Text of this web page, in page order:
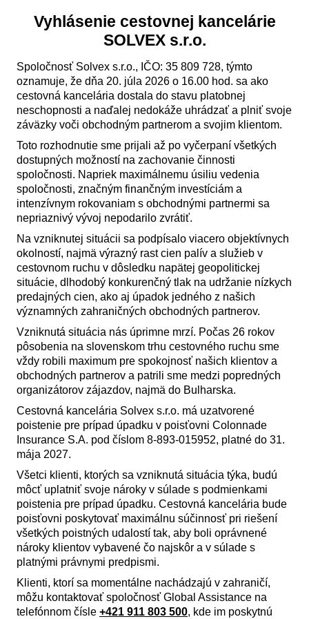
Vyhlásenie cestovnej kancelárie
SOLVEX s.r.o.
Spoločnosť Solvex s.r.o., IČO: 35 809 728, týmto
oznamuje, že dňa 20. júla 2026 o 16.00 hod. sa ako
cestovná kancelária dostala do stavu platobnej
neschopnosti a naďalej nedokáže uhrádzať a plniť svoje
záväzky voči obchodným partnerom a svojim klientom.
Toto rozhodnutie sme prijali až po vyčerpaní všetkých
dostupných možností na zachovanie činnosti
spoločnosti. Napriek maximálnemu úsiliu vedenia
spoločnosti, značným finančným investíciám a
intenzívnym rokovaniam s obchodnými partnermi sa
nepriaznivý vývoj nepodarilo zvrátiť.
Na vzniknutej situácii sa podpísalo viacero objektívnych
okolností, najmä výrazný rast cien palív a služieb v
cestovnom ruchu v dôsledku napätej geopolitickej
situácie, dlhodobý konkurenčný tlak na udržanie nízkych
predajných cien, ako aj úpadok jedného z našich
významných zahraničných obchodných partnerov.
Vzniknutá situácia nás úprimne mrzí. Počas 26 rokov
pôsobenia na slovenskom trhu cestovného ruchu sme
vždy robili maximum pre spokojnosť našich klientov a
obchodných partnerov a patrili sme medzi popredných
organizátorov zájazdov, najmä do Bulharska.
Cestovná kancelária Solvex s.r.o. má uzatvorené
poistenie pre prípad úpadku v poisťovni Colonnade
Insurance S.A. pod číslom 8-893-015952, platné do 31.
mája 2027.
Všetci klienti, ktorých sa vzniknutá situácia týka, budú
môcť uplatniť svoje nároky v súlade s podmienkami
poistenia pre prípad úpadku. Cestovná kancelária bude
poisťovni poskytovať maximálnu súčinnosť pri riešení
všetkých poistných udalostí tak, aby boli oprávnené
nároky klientov vybavené čo najskôr a v súlade s
platnými právnymi predpismi.
Klienti, ktorí sa momentálne nachádzajú v zahraničí,
môžu kontaktovať spoločnosť Global Assistance na
telefónnom čísle +421 911 803 500, kde im poskytnú